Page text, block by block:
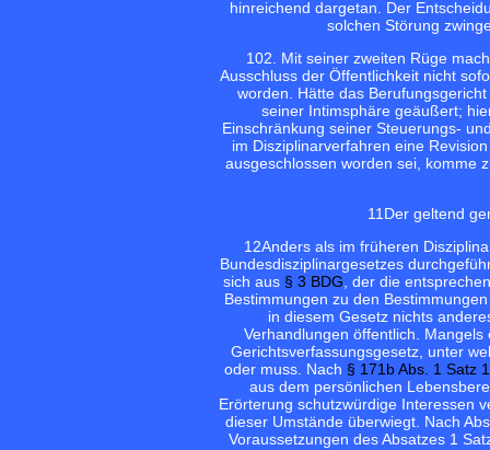
hinreichend dargetan. Der
solchen Störung
102. Mit seiner zweiten Rüge
Ausschluss der Öffentlichkeit nicht
worden. Hätte das
seiner Intimsphäre geäußert;
Einschränkung seiner Steuerungs-
im Disziplinarverfahren eine
ausgeschlossen worden sei, komme
11Der geltend
12Anders als im früheren
Bundesdisziplinargesetzes
sich aus § 3 BDG, der die
Bestimmungen zu den
in diesem Gesetz nichts
Verhandlungen öffentlich.
Gerichtsverfassungsgesetz, unter
oder muss. Nach § 171b Abs. 1 Satz
aus dem persönlichen
Erörterung schutzwürdige Interessen
dieser Umstände überwiegt. Nach
Voraussetzungen des Absatzes 1